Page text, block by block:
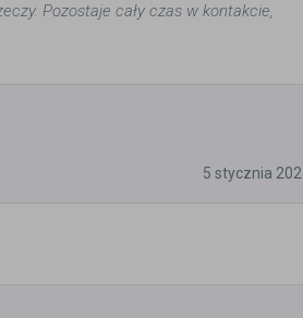
Pozostaje cały czas w kontakcie,
5 stycznia